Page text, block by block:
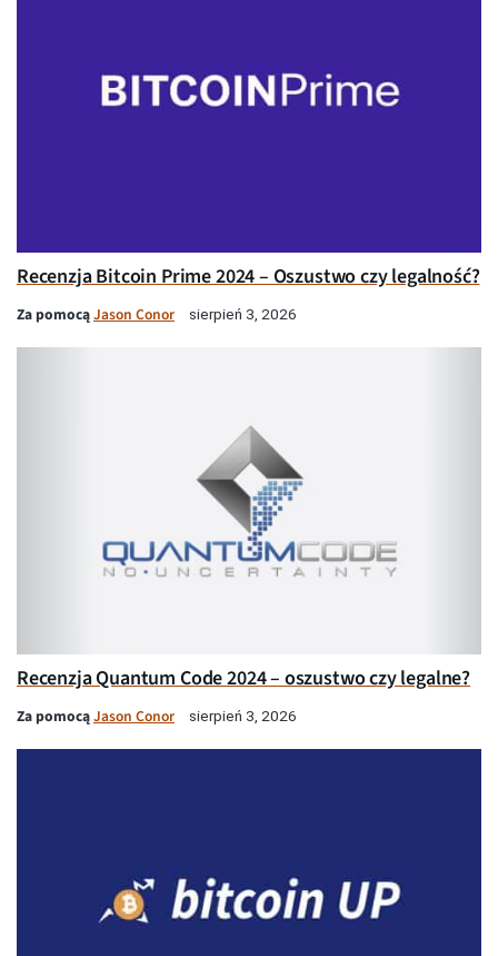
Recenzja Bitcoin Prime 2024 – Oszustwo czy legalność?
Za pomocąJason Conor sierpień 3, 2026
Recenzja Quantum Code 2024 – oszustwo czy legalne?
Za pomocąJason Conor sierpień 3, 2026